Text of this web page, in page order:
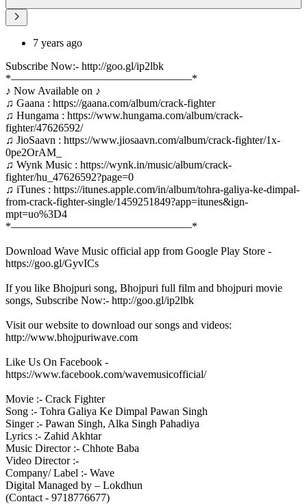
7 years ago
Subscribe Now:- http://goo.gl/ip2lbk
*–––––––––––––––––––––––––––––––––*
♪ Now Available on ♪
♫ Gaana : https://gaana.com/album/crack-fighter
♫ Hungama : https://www.hungama.com/album/crack-
fighter/47626592/
♫ JioSaavn : https://www.jiosaavn.com/album/crack-fighter/1x-
0pe2OrAM_
♫ Wynk Music : https://wynk.in/music/album/crack-
fighter/hu_47626592?page=0
♫ iTunes : https://itunes.apple.com/in/album/tohra-galiya-ke-dimpal-
from-crack-fighter-single/1459251849?app=itunes&ign-
mpt=uo%3D4
*–––––––––––––––––––––––––––––––––*
Download Wave Music official app from Google Play Store -
https://goo.gl/GyvICs
If you like Bhojpuri song, Bhojpuri full film and bhojpuri movie
songs, Subscribe Now:- http://goo.gl/ip2lbk
Visit our website to download our songs and videos:
http://www.bhojpuriwave.com
Like Us On Facebook -
https://www.facebook.com/wavemusicofficial/
Movie :- Crack Fighter
Song :- Tohra Galiya Ke Dimpal Pawan Singh
Singer :- Pawan Singh, Alka Singh Pahadiya
Lyrics :- Zahid Akhtar
Music Director :- Chhote Baba
Video Director :-
Company/ Label :- Wave
Digital Managed by – Lokdhun
(Contact - 9718776677)